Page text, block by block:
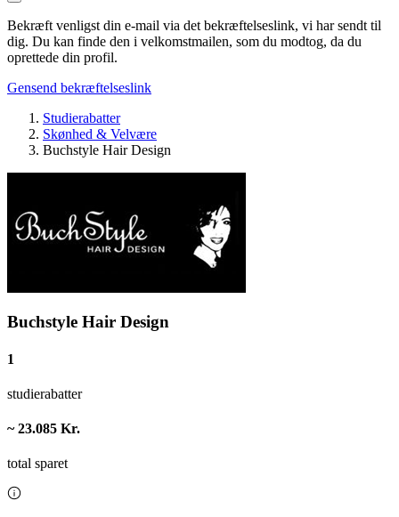
Bekræft venligst din e-mail via det bekræftelseslink, vi har sendt til
dig. Du kan finde den i velkomstmailen, som du modtog, da du
oprettede din profil.
Gensend bekræftelseslink
Studierabatter
Skønhed & Velvære
Buchstyle Hair Design
Buchstyle Hair Design
1
studierabatter
~ 23.085 Kr.
total sparet